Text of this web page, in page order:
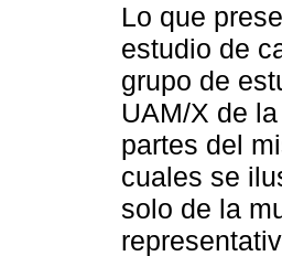
Lo que
estudio de
grupo de
UAM/X de
partes del
cuales se
solo de la